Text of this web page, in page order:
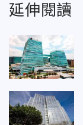
延伸閱讀